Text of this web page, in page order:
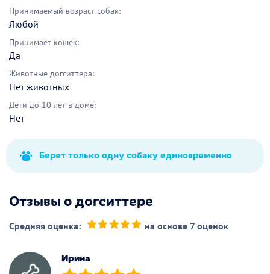
Принимаемый возраст собак:
Любой
Принимает кошек:
Да
Животные догситтера:
Нет животных
Дети до 10 лет в доме:
Нет
Берет только одну собаку единовременно
Отзывы о догситтере
Средняя оценка: на основе 7 оценок
Ирина